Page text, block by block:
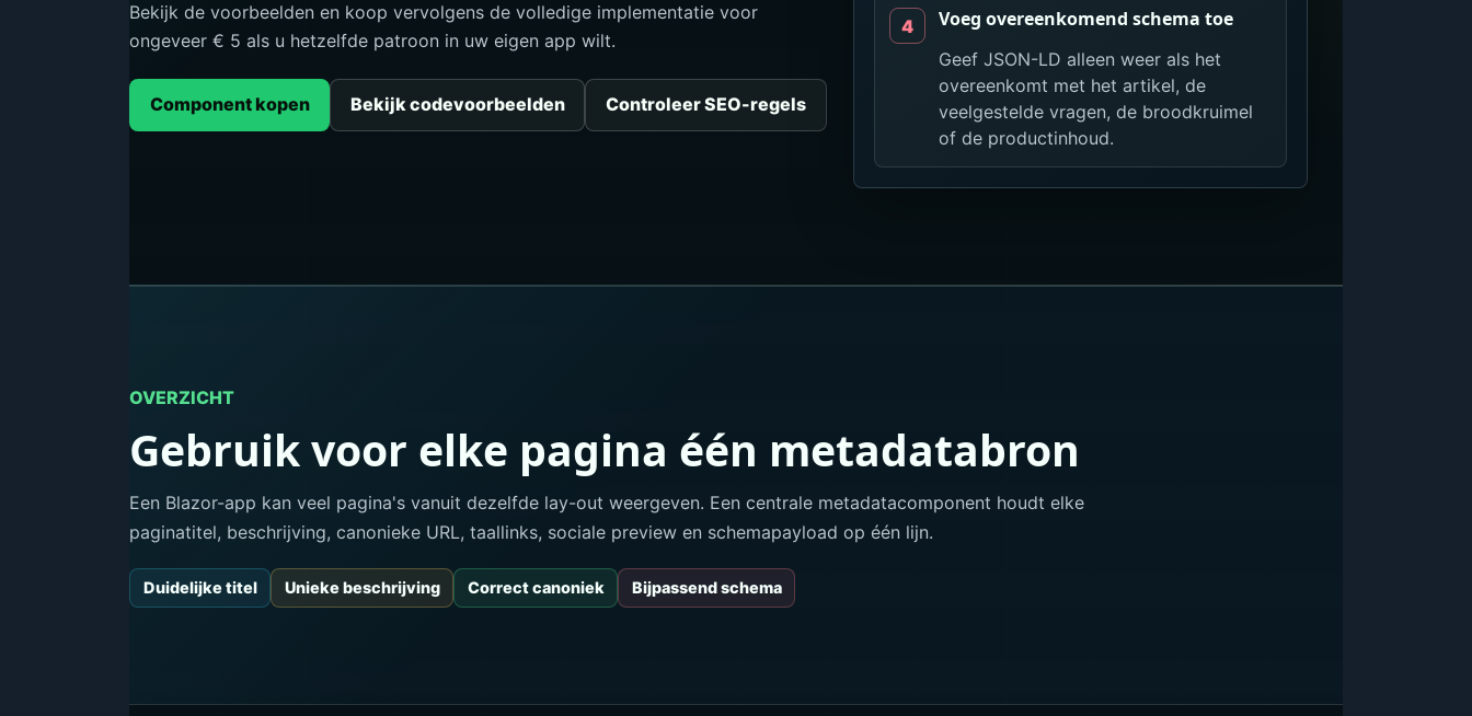
Bekijk de voorbeelden en koop vervolgens de volledige implementatie voor
ongeveer € 5 als u hetzelfde patroon in uw eigen app wilt.
Component kopen Bekijk codevoorbeelden Controleer SEO-regels
Voeg overeenkomend schema toe
Geef JSON-LD alleen weer als het
overeenkomt met het artikel, de
veelgestelde vragen, de broodkruimel
of de productinhoud.
OVERZICHT
Gebruik voor elke pagina één metadatabron
Een Blazor-app kan veel pagina's vanuit dezelfde lay-out weergeven. Een centrale metadatacomponent houdt elke
paginatitel, beschrijving, canonieke URL, taallinks, sociale preview en schemapayload op één lijn.
Duidelijke titel Unieke beschrijving Correct canoniek Bijpassend schema